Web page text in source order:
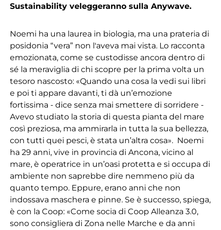
Sustainability veleggeranno sulla Anywave.
Noemi ha una laurea in biologia, ma una prateria di
posidonia “vera” non l'aveva mai vista. Lo racconta
emozionata, come se custodisse ancora dentro di
sé la meraviglia di chi scopre per la prima volta un
tesoro nascosto: «Quando una cosa la vedi sui libri
e poi ti appare davanti, ti dà un’emozione
fortissima - dice senza mai smettere di sorridere -
Avevo studiato la storia di questa pianta del mare
così preziosa, ma ammirarla in tutta la sua bellezza,
con tutti quei pesci, è stata un’altra cosa». Noemi
ha 29 anni, vive in provincia di Ancona, vicino al
mare, è operatrice in un’oasi protetta e si occupa di
ambiente non saprebbe dire nemmeno più da
quanto tempo. Eppure, erano anni che non
indossava maschera e pinne. Se è successo, spiega,
è con la Coop: «Come socia di Coop Alleanza 3.0,
sono consigliera di Zona nelle Marche e da anni